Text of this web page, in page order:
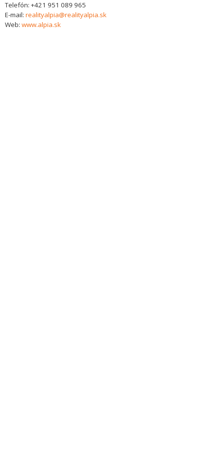
Telefón: +421 951 089 965
E-mail: realityalpia@realityalpia.sk
Web: www.alpia.sk